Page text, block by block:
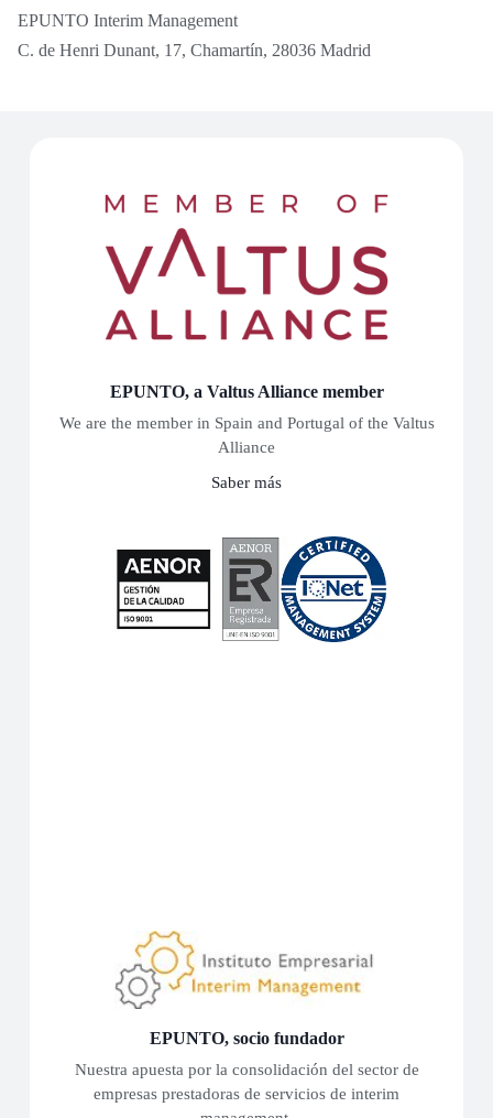
EPUNTO Interim Management
C. de Henri Dunant, 17, Chamartín, 28036 Madrid
EPUNTO, a Valtus Alliance member
We are the member in Spain and Portugal of the Valtus
Alliance
Saber más
EPUNTO, socio fundador
Nuestra apuesta por la consolidación del sector de
empresas prestadoras de servicios de interim